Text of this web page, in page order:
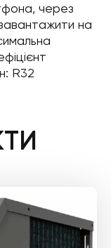
через
на
R32